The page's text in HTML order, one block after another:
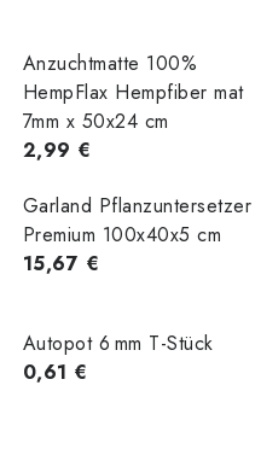
Anzuchtmatte 100%
HempFlax Hempfiber mat
7mm x 50x24 cm
2,99 €
Garland Pflanzuntersetzer
Premium 100x40x5 cm
15,67 €
Autopot 6 mm T-Stück
0,61 €